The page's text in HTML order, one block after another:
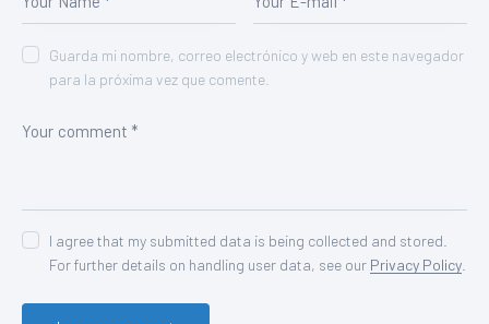
Guarda mi nombre, correo electrónico y web en este navegador
para la próxima vez que comente.
I agree that my submitted data is being collected and stored.
For further details on handling user data, see our Privacy Policy